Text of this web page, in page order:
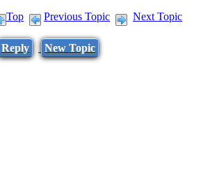
Top Previous Topic Next Topic
Reply New Topic